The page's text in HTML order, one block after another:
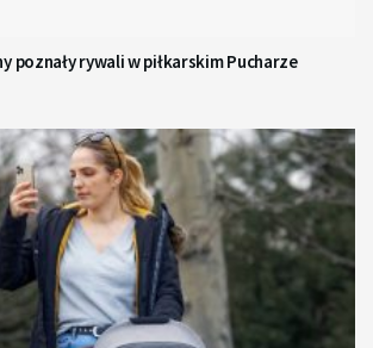
poznały rywali w piłkarskim Pucharze